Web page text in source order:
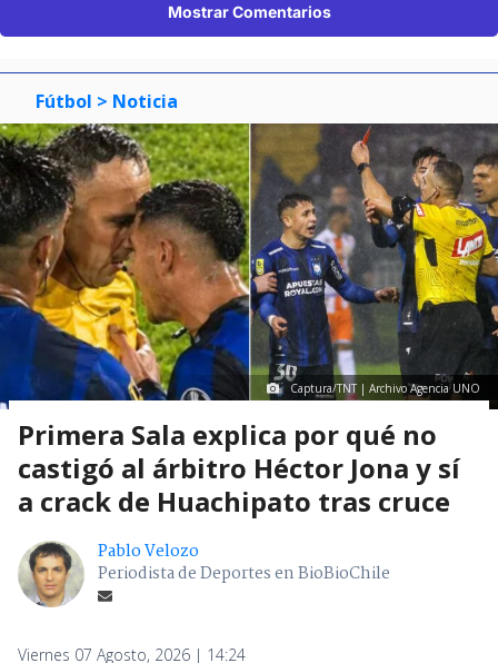
Mostrar Comentarios
Fútbol > Noticia
Captura/TNT | Archivo Agencia UNO
Primera Sala explica por qué no
castigó al árbitro Héctor Jona y sí
a crack de Huachipato tras cruce
Pablo Velozo
Periodista de Deportes en BioBioChile
Viernes 07 Agosto, 2026 | 14:24